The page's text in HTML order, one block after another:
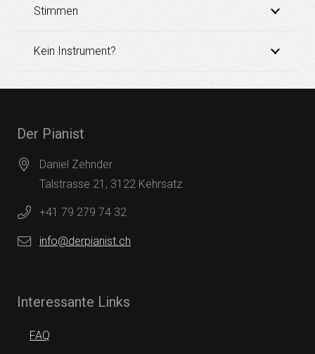
Stimmen
Kein Instrument?
Der Pianist
Daniel Zehnder
Talstrasse 21, 3122 Kehrsatz
+41 79 279 74 32
info@derpianist.ch
Interessante Links
FAQ